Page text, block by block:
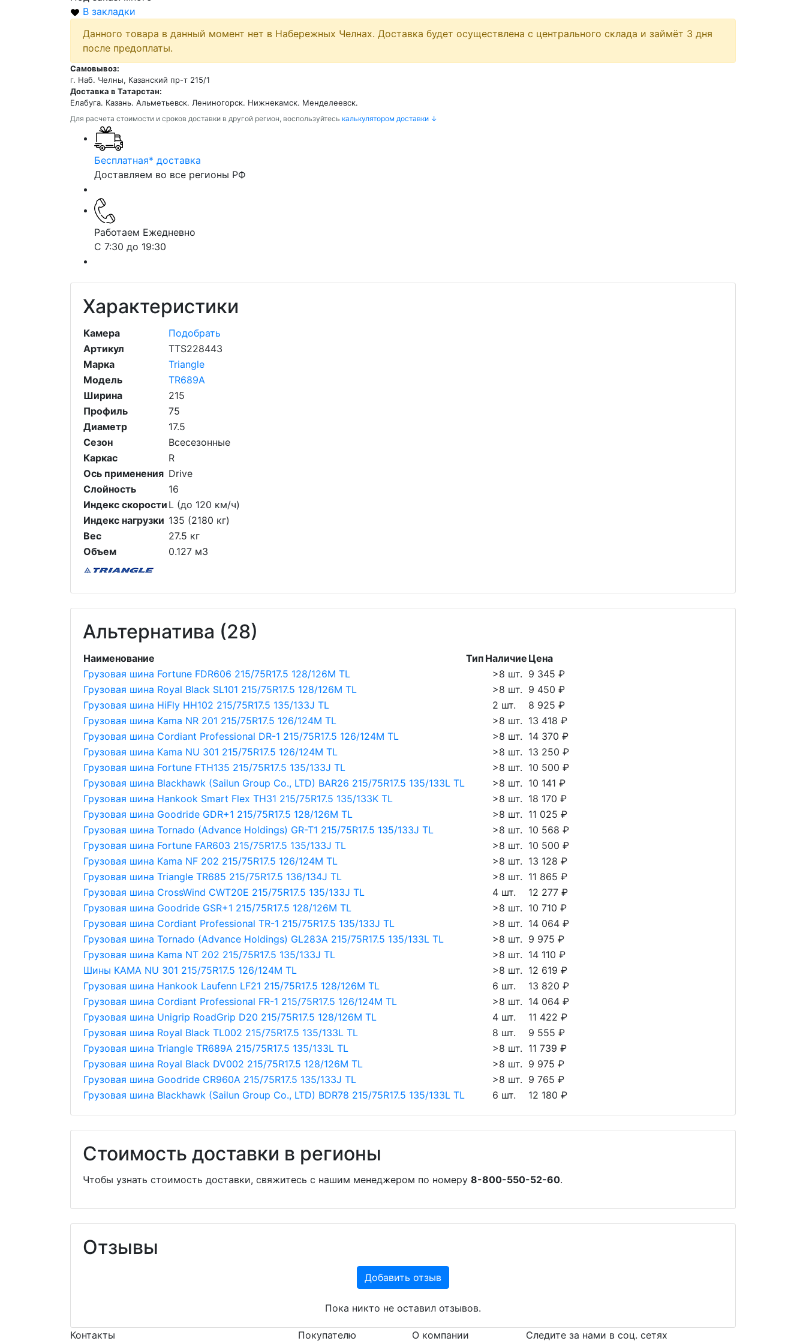
В закладки
Данного товара в данный момент нет в Набережных Челнах. Доставка будет осуществлена с центрального склада и займёт 3 дня
после предоплаты.
Самовывоз:
г. Наб. Челны, Казанский пр-т 215/1
Доставка в Татарстан:
Елабуга. Казань. Альметьевск. Лениногорск. Нижнекамск. Менделеевск.
Для расчета стоимости и сроков доставки в другой регион, воспользуйтесь калькулятором доставки ↓
Бесплатная* доставка
Доставляем во все регионы РФ
Работаем Ежедневно
С 7:30 до 19:30
Характеристики
Камера
Подобрать
Артикул
TTS228443
Марка
Triangle
Модель
TR689A
Ширина
215
Профиль
75
Диаметр
17.5
Сезон
Всесезонные
Каркас
R
Ось применения Drive
Слойность
16
Индекс скорости L (до 120 км/ч)
Индекс нагрузки 135 (2180 кг)
Вес
27.5 кг
Объем
0.127 м3
Альтернатива (28)
Наименование Тип Наличие Цена
Грузовая шина Fortune FDR606 215/75R17.5 128/126M TL
>8 шт. 9 345 ₽
Грузовая шина Royal Black SL101 215/75R17.5 128/126M TL
>8 шт. 9 450 ₽
Грузовая шина HiFly HH102 215/75R17.5 135/133J TL
2 шт.
8 925 ₽
Грузовая шина Kama NR 201 215/75R17.5 126/124M TL
>8 шт. 13 418 ₽
Грузовая шина Cordiant Professional DR-1 215/75R17.5 126/124M TL
>8 шт. 14 370 ₽
Грузовая шина Kama NU 301 215/75R17.5 126/124M TL
>8 шт. 13 250 ₽
Грузовая шина Fortune FTH135 215/75R17.5 135/133J TL
>8 шт. 10 500 ₽
Грузовая шина Blackhawk (Sailun Group Co., LTD) BAR26 215/75R17.5 135/133L TL
>8 шт. 10 141 ₽
Грузовая шина Hankook Smart Flex TH31 215/75R17.5 135/133K TL
>8 шт. 18 170 ₽
Грузовая шина Goodride GDR+1 215/75R17.5 128/126M TL
>8 шт. 11 025 ₽
Грузовая шина Tornado (Advance Holdings) GR-T1 215/75R17.5 135/133J TL
>8 шт. 10 568 ₽
Грузовая шина Fortune FAR603 215/75R17.5 135/133J TL
>8 шт. 10 500 ₽
Грузовая шина Kama NF 202 215/75R17.5 126/124M TL
>8 шт. 13 128 ₽
Грузовая шина Triangle TR685 215/75R17.5 136/134J TL
>8 шт. 11 865 ₽
Грузовая шина CrossWind CWT20E 215/75R17.5 135/133J TL
4 шт.
12 277 ₽
Грузовая шина Goodride GSR+1 215/75R17.5 128/126M TL
>8 шт. 10 710 ₽
Грузовая шина Cordiant Professional TR-1 215/75R17.5 135/133J TL
>8 шт. 14 064 ₽
Грузовая шина Tornado (Advance Holdings) GL283A 215/75R17.5 135/133L TL
>8 шт. 9 975 ₽
Грузовая шина Kama NT 202 215/75R17.5 135/133J TL
>8 шт. 14 110 ₽
Шины КАМА NU 301 215/75R17.5 126/124M TL
>8 шт. 12 619 ₽
Грузовая шина Hankook Laufenn LF21 215/75R17.5 128/126M TL
6 шт.
13 820 ₽
Грузовая шина Cordiant Professional FR-1 215/75R17.5 126/124M TL
>8 шт. 14 064 ₽
Грузовая шина Unigrip RoadGrip D20 215/75R17.5 128/126M TL
4 шт.
11 422 ₽
Грузовая шина Royal Black TL002 215/75R17.5 135/133L TL
8 шт.
9 555 ₽
Грузовая шина Triangle TR689A 215/75R17.5 135/133L TL
>8 шт. 11 739 ₽
Грузовая шина Royal Black DV002 215/75R17.5 128/126M TL
>8 шт. 9 975 ₽
Грузовая шина Goodride CR960A 215/75R17.5 135/133J TL
>8 шт. 9 765 ₽
Грузовая шина Blackhawk (Sailun Group Co., LTD) BDR78 215/75R17.5 135/133L TL
6 шт. 12 180 ₽
Стоимость доставки в регионы
Чтобы узнать стоимость доставки, свяжитесь с нашим менеджером по номеру 8-800-550-52-60.
Отзывы
Добавить отзыв
Пока никто не оставил отзывов.
Контакты
Покупателю
О компании
Следите за нами в соц. сетях